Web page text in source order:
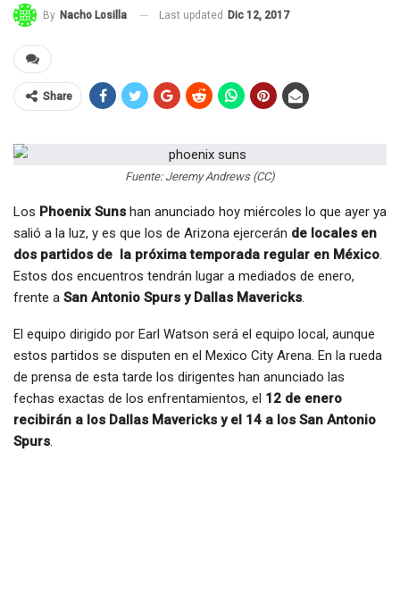
By Nacho Losilla Last updated Dic 12, 2017
Share
Fuente: Jeremy Andrews (CC)
Los Phoenix Suns han anunciado hoy miércoles lo que ayer ya
salió a la luz, y es que los de Arizona ejercerán de locales en
dos partidos de la próxima temporada regular en México.
Estos dos encuentros tendrán lugar a mediados de enero,
frente a San Antonio Spurs y Dallas Mavericks.
El equipo dirigido por Earl Watson será el equipo local, aunque
estos partidos se disputen en el Mexico City Arena. En la rueda
de prensa de esta tarde los dirigentes han anunciado las
fechas exactas de los enfrentamientos, el 12 de enero
recibirán a los Dallas Mavericks y el 14 a los San Antonio
Spurs.